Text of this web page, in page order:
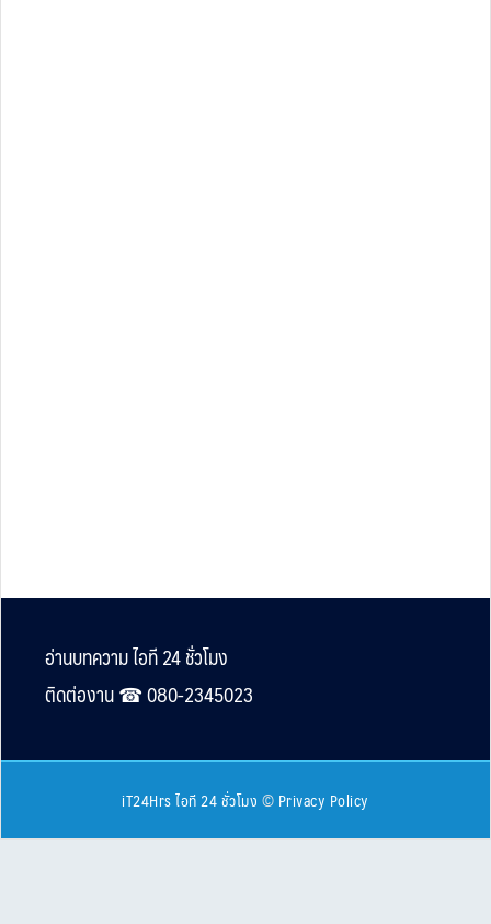
Footer
อ่านบทความ ไอที 24 ชั่วโมง
ติดต่องาน ☎︎ 080-2345023
iT24Hrs ไอที 24 ชั่วโมง © Privacy Policy